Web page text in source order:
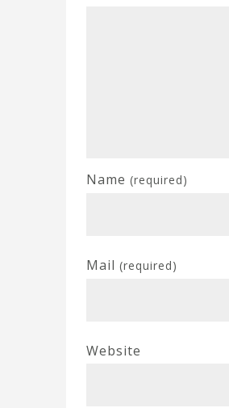
Name (required)
Mail (required)
Website